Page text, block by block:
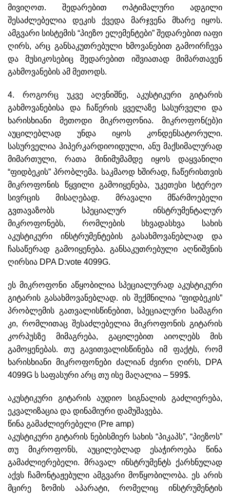
მივიღოთ. შედარებით ოპტიმალური ადგილი
შესაძლებელია დეკის ქვედა მარჯვენა მხარე იყოს.
ამგვარი სისტემის “პიეზო ელემენტები” შედარებით იაფი
ღირს, არც განსაკუთრებული ხმოვანებით გამოირჩევა
და მუსიკოსებიც შედარებით იშვიათად მიმართავენ
გახმოვანების ამ მეთოდს.
4. როგორც უკვე აღვნიშნე, აკუსტიკური გიტარის
გახმოვანებისა და ჩაწერის ყველაზე სასურველი და
ხარისხიანი მეთოდი მიკროფონია. მიკროფონ(ებ)ი
აუცილებლად უნდა იყოს კონდენსატორული.
სასურველია ჰიპერკარდიოიდული, ანუ მაქსიმალურად
მიმართული, რათა მინიმუმამდე იყოს დაყვანილი
“ფიდბეკის” პრობლემა. საკმაოდ ხშირად, ჩაწერისთვის
მიკროფონის წყვილი გამოიყენება, უკეთესი სტერეო
სივრცის მისაღებად. მრავალი მწარმოებელი
გვთავაზობს სპეციალურ ინსტრუმენტალურ
მიკროფონებს, რომლების სხვადასხვა სახის
აკუსტიკური ინსტრუმენტების გასახმოვანებლად და
ჩასაწერად გამოიყენება. განსაკუთრებული აღნიშვნის
ღირსია DPA D:vote 4099G.
ეს მიკროფონი აწყობილია სპეციალურად აკუსტიკური
გიტარის გასახმოვანებლად. ის შექმნილია “ფიდბეკის”
პრობლემის გათვალისწინებით, სპეციალური სამაგრი
კი, რომლითაც შესაძლებელია მიკროფონის გიტარის
კორპუსზე მიმაგრება, გაცილებით აიოლებს მის
გამოყენებას. თუ გავითვალისწინება იმ ფაქტს, რომ
ხარისხიანი მიკროფონები ძალიან ძვირი ღირს, DPA
4099G ს საფასური არც თუ ისე მაღალია – 599$.
აკუსტიკური გიტარის აუდიო სიგნალის გაძლიერება,
ეკვალიზაცია და დინამიური დამუშავება.
წინა გამაძლიერებელი (Pre amp)
აკუსტიკური გიტარის ნებისმიერ სახის “პიკაპს”, “პიეზოს”
თუ მიკროფონს, აუცილებლად ესაჭიროება წინა
გამაძლიერებელი. მრავალ ინსტრუმენტს ქარხნულად
აქვს ჩამონტაჟებული ამგვარი მოწყობილობა. ეს არის
მცირე ზომის აპარატი, რომელიც ინსტრუმენტის